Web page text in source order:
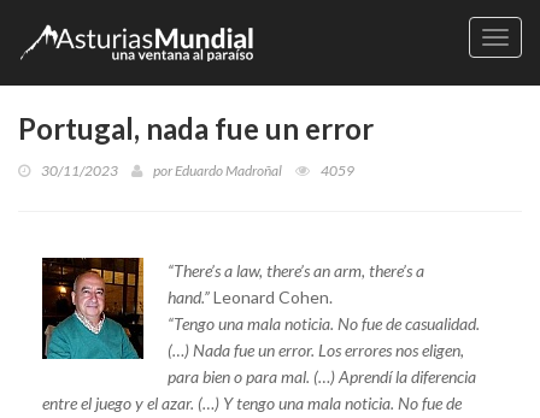
Portugal, nada fue un error
30/11/2023 porEduardo Madroñal 4059
“There’s a law, there’s an arm, there’s a
hand.”Leonard Cohen.
“Tengo una mala noticia. No fue de casualidad.
(…) Nada fue un error. Los errores nos eligen,
para bien o para mal. (…) Aprendí la diferencia
entre el juego y el azar. (…) Y tengo una mala noticia. No fue de